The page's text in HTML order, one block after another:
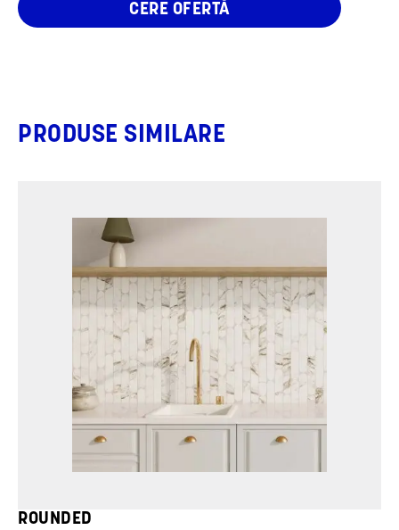
CERE OFERTĂ
PRODUSE SIMILARE
ROUNDED